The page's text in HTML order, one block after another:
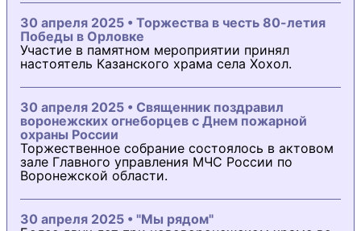
30 апреля 2025 • Торжества в честь 80-летия
Победы в Орловке
Участие в памятном мероприятии принял
настоятель Казанского храма села Хохол.
30 апреля 2025 • Священник поздравил
воронежских огнеборцев с Днем пожарной
охраны России
Торжественное собрание состоялось в актовом
зале Главного управления МЧС России по
Воронежской области.
30 апреля 2025 • "Мы рядом"